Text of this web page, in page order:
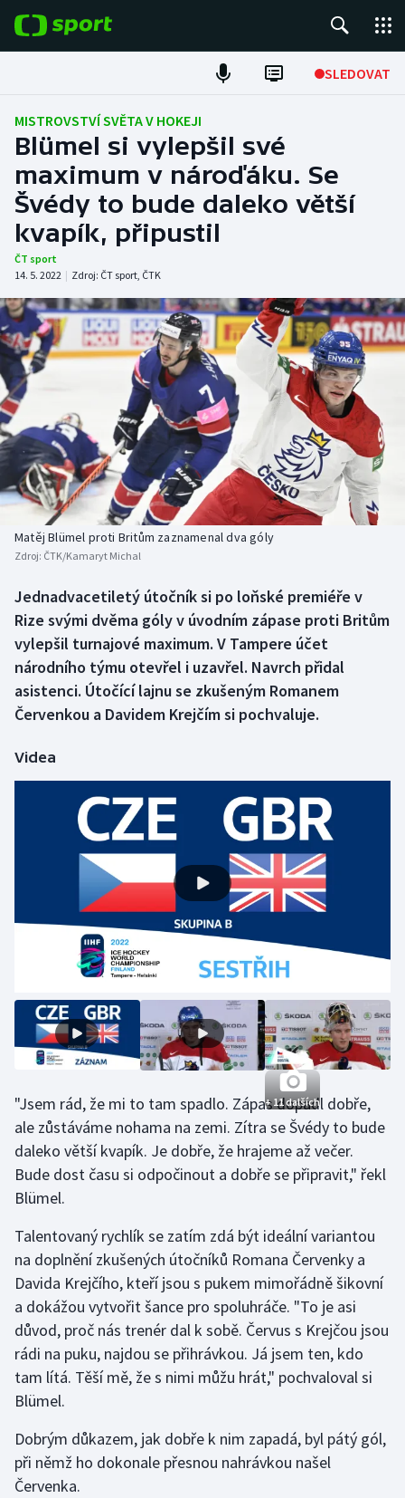
SLEDOVAT
Fotbal
Hokej
Tenis
Atletika
DALŠÍ SPORTY
Americký fotbal
Baseball a softbal
Basketbal
Biatlon
Boby a skeleton
Box
Curling
Florbal
Futsal
Gymnastika
Jezdectví
Krasobruslení
Lezení
Lyže a snowboard
Moderní pětiboj
Motorsport
Olympijské hry
Parasport
Plavání
Plážový volejbal
Rychlobruslení
NEPŘEHLÉDNĚTE
Soutěže
Historické návraty
Aplikace ČT sport
AZ kvíz
MISTROVSTVÍ SVĚTA V HOKEJI
Blümel si vylepšil své
maximum v nároďáku. Se
Švédy to bude daleko větší
kvapík, připustil
ČT sport
14. 5. 2022 | Zdroj: ČT sport, ČTK
Matěj Blümel proti Britům zaznamenal dva góly
Zdroj: ČTK/Kamaryt Michal
Jednadvacetiletý útočník si po loňské premiéře v
Rize svými dvěma góly v úvodním zápase proti Britům
vylepšil turnajové maximum. V Tampere účet
národního týmu otevřel i uzavřel. Navrch přidal
asistenci. Útočící lajnu se zkušeným Romanem
Červenkou a Davidem Krejčím si pochvaluje.
Videa
+ 11 dalších
"Jsem rád, že mi to tam spadlo. Zápas dopadl dobře,
ale zůstáváme nohama na zemi. Zítra se Švédy to bude
daleko větší kvapík. Je dobře, že hrajeme až večer.
Bude dost času si odpočinout a dobře se připravit," řekl
Blümel.
Talentovaný rychlík se zatím zdá být ideální variantou
na doplnění zkušených útočníků Romana Červenky a
Davida Krejčího, kteří jsou s pukem mimořádně šikovní
a dokážou vytvořit šance pro spoluhráče. "To je asi
důvod, proč nás trenér dal k sobě. Červus s Krejčou jsou
rádi na puku, najdou se přihrávkou. Já jsem ten, kdo
tam lítá. Těší mě, že s nimi můžu hrát," pochvaloval si
Blümel.
Dobrým důkazem, jak dobře k nim zapadá, byl pátý gól,
při němž ho dokonale přesnou nahrávkou našel
Červenka.